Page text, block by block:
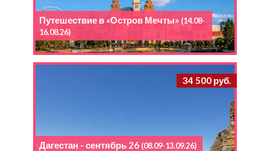
Путешествие в «Остров Мечты» (14.08-
16.08.26)
34 500 руб.
Дагестан - сентябрь 26 (08.09-13.09.26)